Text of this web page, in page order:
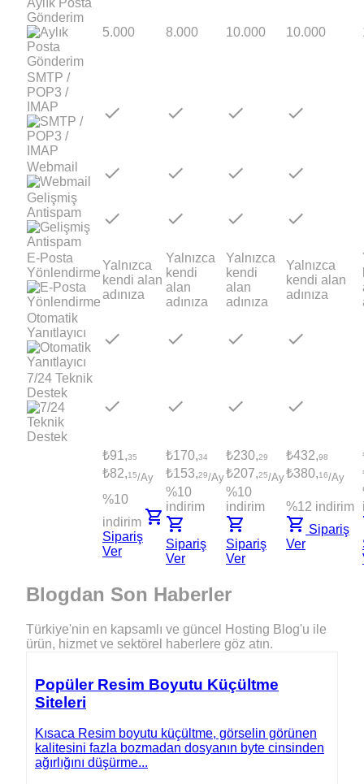
Aylık Posta
Gönderim
5.000
8.000 10.000 10.000
SMTP /
POP3 /
IMAP
check check check check
Webmail check check check check
Gelişmiş
Antispam
check check check check
E-Posta
Yönlendirme
Yalnızca
kendi alan
adınıza
Yalnızca
kendi
alan
adınıza
Yalnızca
kendi
alan
adınıza
Yalnızca
kendi alan
adınıza
Otomatik
Yanıtlayıcı
check check check check
7/24 Teknik
Destek
done done done done
₺91,35
₺82,15/Ay
₺170,34
₺153,29/Ay
₺230,29
₺207,25/Ay
₺432,98
₺380,16/Ay
%10
indirim shopping_cart
Sipariş
Ver
%10
indirim
shopping_cart
Sipariş
Ver
%10
indirim
shopping_cart
Sipariş
Ver
%12 indirim
shopping_cart Sipariş
Ver
Blogdan Son Haberler
Türkiye'nin en kapsamlı ve güncel Hosting Blog'u ile
ürün, hizmet ve sektörel haberlere göz atın.
Popüler Resim Boyutu Küçültme
Siteleri
Kısaca Resim boyutu küçültme, görselin görünen
kalitesini fazla bozmadan dosyanın byte cinsinden
ağırlığını düşürme...